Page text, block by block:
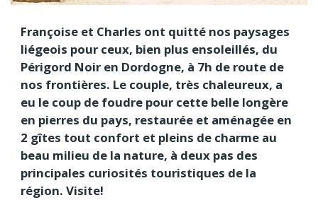
Françoise et Charles ont quitté nos paysages
liégeois pour ceux, bien plus ensoleillés, du
Périgord Noir en Dordogne, à 7h de route de
nos frontières. Le couple, très chaleureux, a
eu le coup de foudre pour cette belle longère
en pierres du pays, restaurée et aménagée en
2 gîtes tout confort et pleins de charme au
beau milieu de la nature, à deux pas des
principales curiosités touristiques de la
région. Visite!